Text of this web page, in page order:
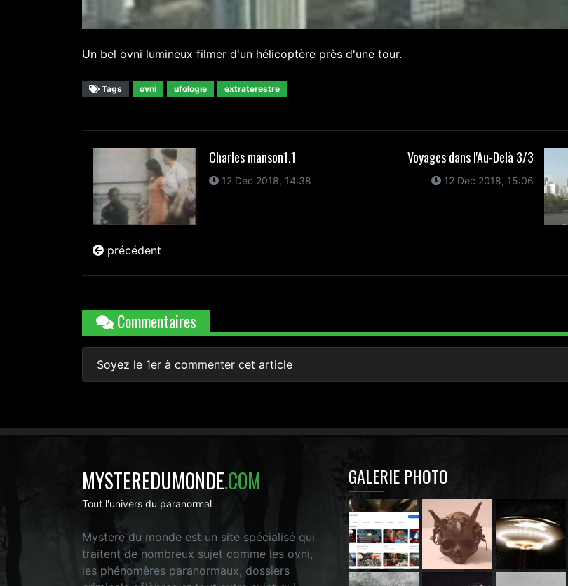
Un bel ovni lumineux filmer d'un hélicoptère près d'une tour.
Tags ovni ufologie extraterestre
Charles manson1.1
12 Dec 2018, 14:38
précédent
Voyages dans l'Au-Delà 3/3
12 Dec 2018, 15:06
Commentaires
Soyez le 1er à commenter cet article
MYSTEREDUMONDE.COM
Tout l'univers du paranormal
Mystere du monde est un site spécialisé qui
traitent de nombreux sujet comme les ovni,
les phénomères paranormaux, dossiers
GALERIE PHOTO